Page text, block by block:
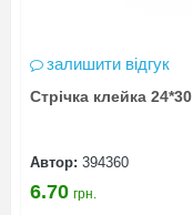
залишити відгук
Стрічка клейка 24*30
Автор: 394360
6.70 грн.